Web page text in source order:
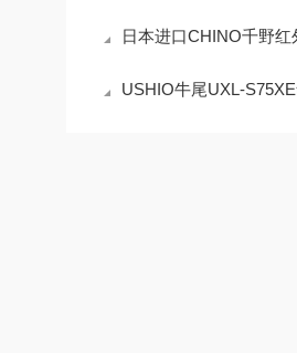
日本进口CHINO千野红外辐射温度计
USHIO牛尾UXL-S75XE氙灯 透明灯管